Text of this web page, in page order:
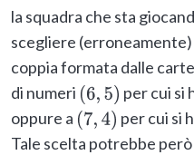
la squadra che sta
scegliere (erroneamente)
coppia formata dalle
di numeri (6,5) per cui si
oppure a (7,4) per cui si
Tale scelta potrebbe